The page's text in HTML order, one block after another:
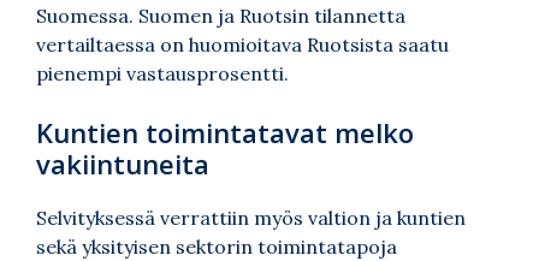
Suomessa. Suomen ja Ruotsin tilannetta
vertailtaessa on huomioitava Ruotsista saatu
pienempi vastausprosentti.
Kuntien toimintatavat melko
vakiintuneita
Selvityksessä verrattiin myös valtion ja kuntien
sekä yksityisen sektorin toimintatapoja